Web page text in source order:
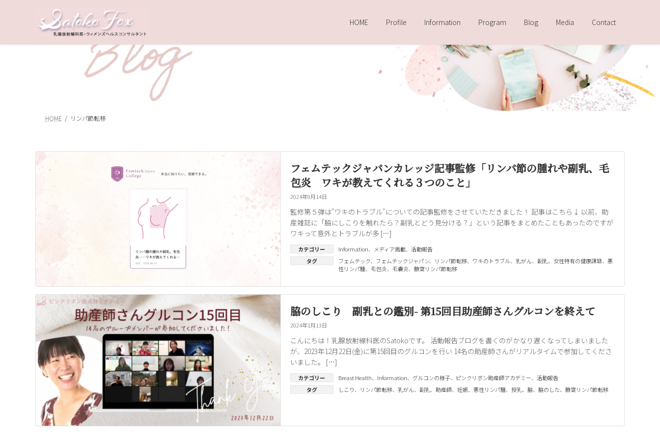
ツ
シ
HOME Profile Information Program Blog Media Contact
HOME リンパ節転移
フェムテックジャパンカレッジ記事監修「リンパ節の腫れや副乳、毛
包炎 ワキが教えてくれる３つのこと」
2024年9月14日
監修第５弾は"ワキのトラブル"についての記事監修をさせていただきました！ 記事はこちら↓ 以前、助
産雑誌に「脇にしこりを触れたら？副乳とどう見分ける？」という記事をまとめたこともあったのですが
ワキって意外とトラブルが多 […]
カテゴリー Information、 メディア掲載、 活動報告
タグ
フェムテック、 フェムテックジャパン、 リンパ節転移、 ワキのトラブル、 乳がん、 副乳、 女性特有の健康課題、 悪
性リンパ腫、 毛包炎、 毛嚢炎、 腋窩リンパ節転移
脇のしこり 副乳との鑑別- 第15回目助産師さんグルコンを終えて
2024年1月13日
こんにちは！乳腺放射線科医のSatokoです。 活動報告ブログを書くのがかなり遅くなってしまいました
が、2023年12月22日(金)に第15回目のグルコンを行い 14名の助産師さんがリアルタイムで参加してくださ
いました。 […]
カテゴリー Breast Health、 Information、 グルコンの様子、 ピンクリボン助産師アカデミー、 活動報告
タグ
しこり、 リンパ節転移、 乳がん、 副乳、 助産師、 妊娠、 悪性リンパ腫、 授乳、 脇、 脇のした、 腋窩リンパ節転移